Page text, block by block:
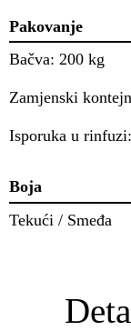
Pakovanje
Bačva: 200 kg
Zamjenski
Isporuka u
Boja
Tekući / Smeđa